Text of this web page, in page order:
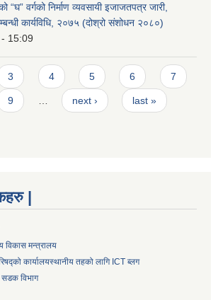
“घ” वर्गको निर्माण व्यवसायी इजाजतपत्र जारी,
कार्यविधि, २०७५ (दोश्रो संशोधन २०८०)
15:09
3 4 5 6 7
9 … next › last »
|
विकास मन्त्रालय
कार्यालयस्थानीय तहको लागि ICT ब्लग
सडक विभाग